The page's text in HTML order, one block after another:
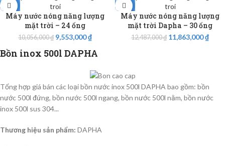
Máy nước nóng năng lượng
mặt trời – 24 ống
10,056,000₫ 9,553,000₫
Máy nước nóng năng lượng
mặt trời Dapha – 30 ống
12,487,000₫ 11,863,000₫
Bồn inox 500l DAPHA
Tổng hợp giá bán các loại bồn nước inox 500l DAPHA bao gồm: bồn
nước 500l đứng, bồn nước 500l ngang, bồn nước 500l nằm, bồn nước
inox 500l sus 304...
Thương hiệu sản phẩm: DAPHA